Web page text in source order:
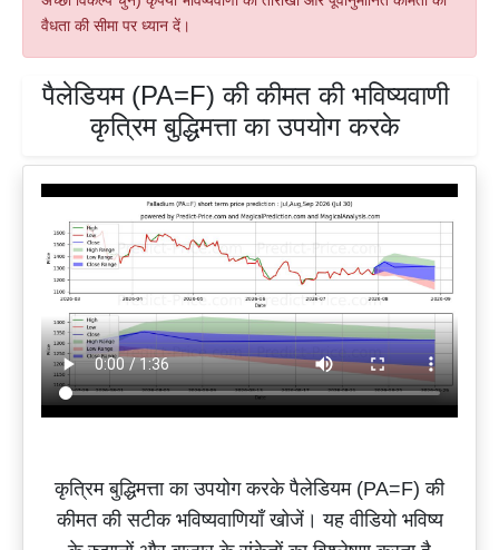
वैधता की सीमा पर ध्यान दें।
पैलेडियम (PA=F) की कीमत की भविष्यवाणी
कृत्रिम बुद्धिमत्ता का उपयोग करके
कृत्रिम बुद्धिमत्ता का उपयोग करके पैलेडियम (PA=F) की
कीमत की सटीक भविष्यवाणियाँ खोजें। यह वीडियो भविष्य